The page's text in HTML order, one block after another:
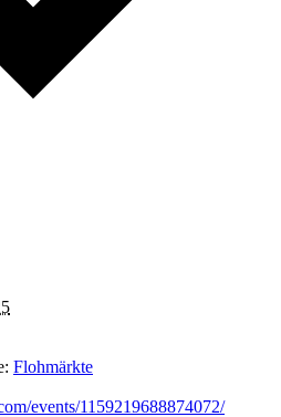
Flohmärkte
events/1159219688874072/